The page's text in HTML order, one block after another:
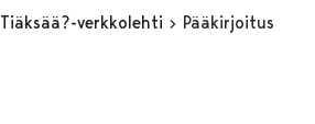
Tiäksää?-verkkolehti Pääkirjoitus